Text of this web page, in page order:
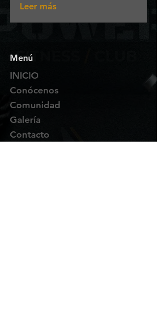
Leer más
Menú
INICIO
Conócenos
Comunidad
Galería
Contacto